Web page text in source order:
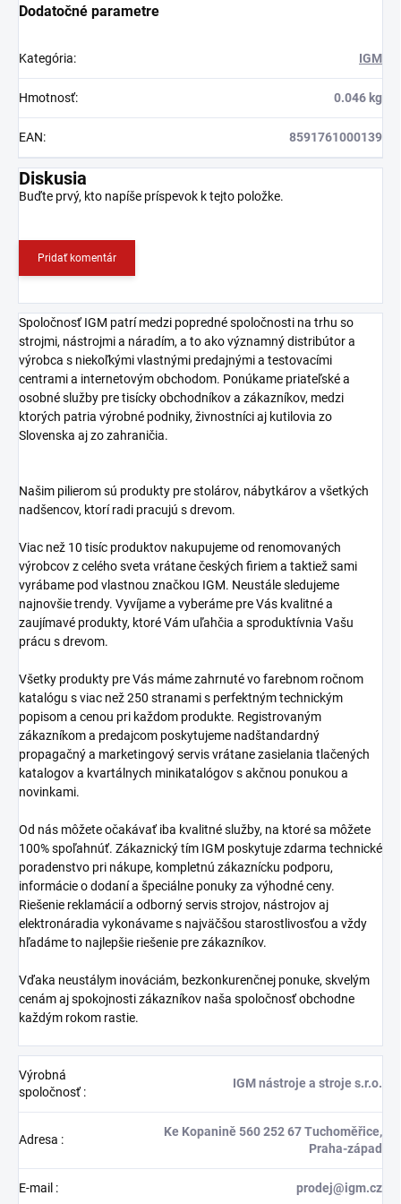
Dodatočné parametre
Kategória: IGM
Hmotnosť: 0.046 kg
EAN: 8591761000139
Diskusia
Buďte prvý, kto napíše príspevok k tejto položke.
Pridať komentár
Spoločnosť IGM patrí medzi popredné spoločnosti na trhu so
strojmi, nástrojmi a náradím, a to ako významný distribútor a
výrobca s niekoľkými vlastnými predajnými a testovacími
centrami a internetovým obchodom. Ponúkame priateľské a
osobné služby pre tisícky obchodníkov a zákazníkov, medzi
ktorých patria výrobné podniky, živnostníci aj kutilovia zo
Slovenska aj zo zahraničia.
Našim pilierom sú produkty pre stolárov, nábytkárov a všetkých
nadšencov, ktorí radi pracujú s drevom.
Viac než 10 tisíc produktov nakupujeme od renomovaných
výrobcov z celého sveta vrátane českých firiem a taktiež sami
vyrábame pod vlastnou značkou IGM. Neustále sledujeme
najnovšie trendy. Vyvíjame a vyberáme pre Vás kvalitné a
zaujímavé produkty, ktoré Vám uľahčia a sproduktívnia Vašu
prácu s drevom.
Všetky produkty pre Vás máme zahrnuté vo farebnom ročnom
katalógu s viac než 250 stranami s perfektným technickým
popisom a cenou pri každom produkte. Registrovaným
zákazníkom a predajcom poskytujeme nadštandardný
propagačný a marketingový servis vrátane zasielania tlačených
katalogov a kvartálnych minikatalógov s akčnou ponukou a
novinkami.
Od nás môžete očakávať iba kvalitné služby, na ktoré sa môžete
100% spoľahnúť. Zákaznický tím IGM poskytuje zdarma technické
poradenstvo pri nákupe, kompletnú zákaznícku podporu,
informácie o dodaní a špeciálne ponuky za výhodné ceny.
Riešenie reklamácií a odborný servis strojov, nástrojov aj
elektronáradia vykonávame s najväčšou starostlivosťou a vždy
hľadáme to najlepšie riešenie pre zákazníkov.
Vďaka neustálym inováciám, bezkonkurenčnej ponuke, skvelým
cenám aj spokojnosti zákazníkov naša spoločnosť obchodne
každým rokom rastie.
Výrobná
spoločnosť:
IGM nástroje a stroje s.r.o.
Adresa :
Ke Kopanině 560 252 67 Tuchoměřice,
Praha-západ
E-mail : prodej@igm.cz